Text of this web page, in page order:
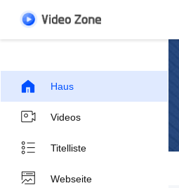
Haus
Videos
Titelliste
Webseite